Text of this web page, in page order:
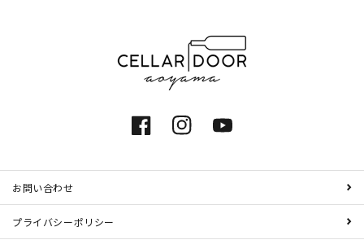
FacebookInstagramYouTube
お問い合わせ
プライバシーポリシー